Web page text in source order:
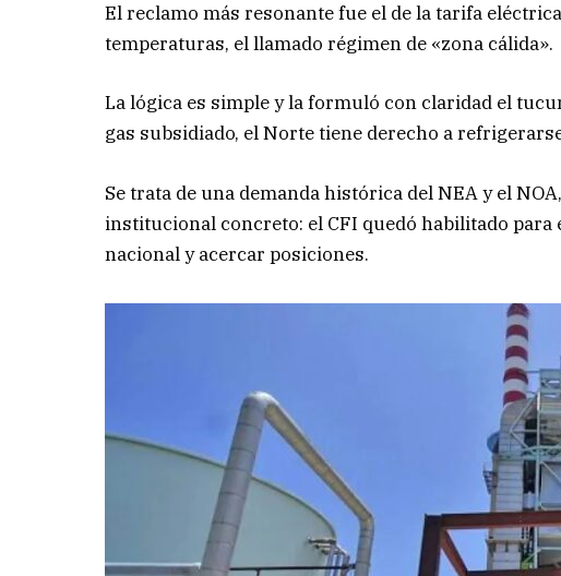
El reclamo más resonante fue el de la tarifa
temperaturas, el llamado régimen de «zona cálida».
La lógica es simple y la formuló con claridad el
gas subsidiado, el Norte tiene derecho a
Se trata de una demanda histórica del NEA y el
institucional concreto: el CFI quedó habilitado
nacional y acercar posiciones.